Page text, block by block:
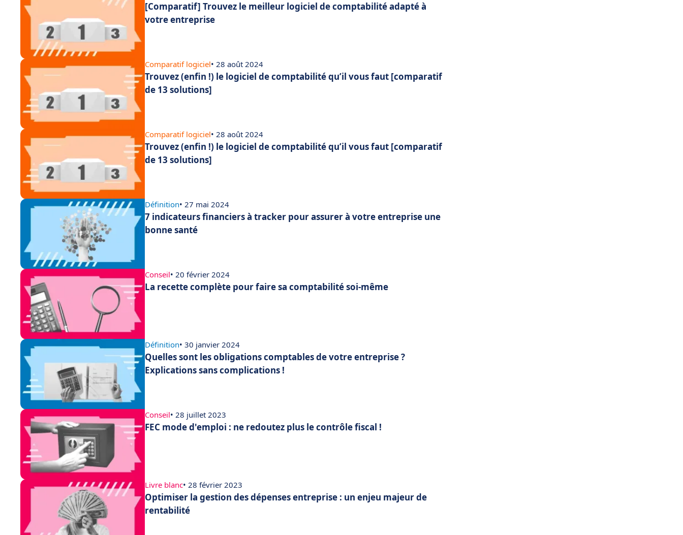
[Comparatif] Trouvez le meilleur logiciel de comptabilité adapté à
votre entreprise
Comparatif logiciel• 28 août 2024
Trouvez (enfin !) le logiciel de comptabilité qu’il vous faut [comparatif
de 13 solutions]
Comparatif logiciel• 28 août 2024
Trouvez (enfin !) le logiciel de comptabilité qu’il vous faut [comparatif
de 13 solutions]
Définition• 27 mai 2024
7 indicateurs financiers à tracker pour assurer à votre entreprise une
bonne santé
Conseil• 20 février 2024
La recette complète pour faire sa comptabilité soi-même
Définition• 30 janvier 2024
Quelles sont les obligations comptables de votre entreprise ?
Explications sans complications !
Conseil• 28 juillet 2023
FEC mode d'emploi : ne redoutez plus le contrôle fiscal !
Livre blanc• 28 février 2023
Optimiser la gestion des dépenses entreprise : un enjeu majeur de
rentabilité